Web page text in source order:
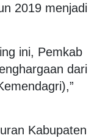
2019 menjadi
ini, Pemkab
dari
Kabupaten